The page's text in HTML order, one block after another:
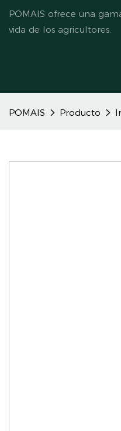
POMAIS ofrece una
vida de los agricultores.
POMAIS Producto